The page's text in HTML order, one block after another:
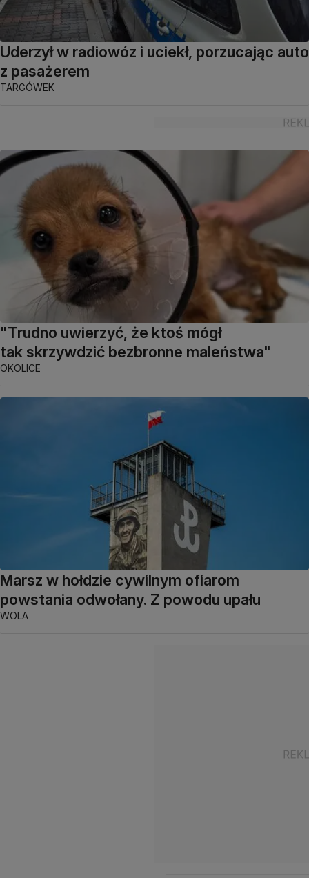
Uderzył w radiowóz i uciekł, porzucając auto
z pasażerem
TARGÓWEK
"Trudno uwierzyć, że ktoś mógł
tak skrzywdzić bezbronne maleństwa"
OKOLICE
Marsz w hołdzie cywilnym ofiarom
powstania odwołany. Z powodu upału
WOLA